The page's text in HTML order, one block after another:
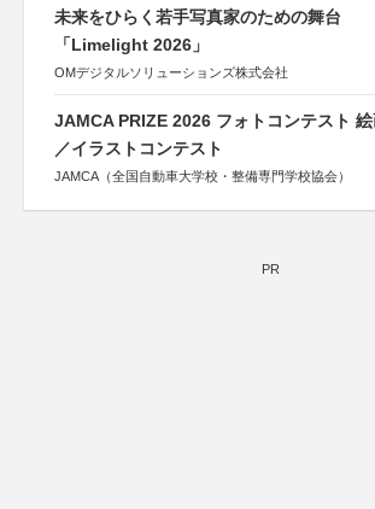
未来をひらく若手写真家のための舞台
「Limelight 2026」
OMデジタルソリューションズ株式会社
JAMCA PRIZE 2026 フォトコンテスト
／イラストコンテスト
JAMCA（全国自動車大学校・整備専門学校協会）
PR